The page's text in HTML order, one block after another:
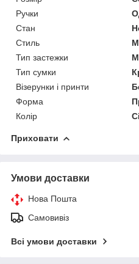
Ручки
Стан
Стиль
Тип застежки
Тип сумки
Візерунки і принти
Форма
Колір
Приховати
Умови доставки
Нова Пошта
Самовивіз
Всі умови доставки